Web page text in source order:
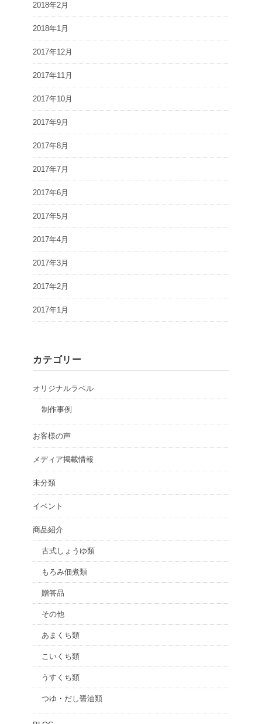
2018年2月
2018年1月
2017年12月
2017年11月
2017年10月
2017年9月
2017年8月
2017年7月
2017年6月
2017年5月
2017年4月
2017年3月
2017年2月
2017年1月
カテゴリー
オリジナルラベル
制作事例
お客様の声
メディア掲載情報
未分類
イベント
商品紹介
古式しょうゆ類
もろみ佃煮類
贈答品
その他
あまくち類
こいくち類
うすくち類
つゆ・だし醤油類